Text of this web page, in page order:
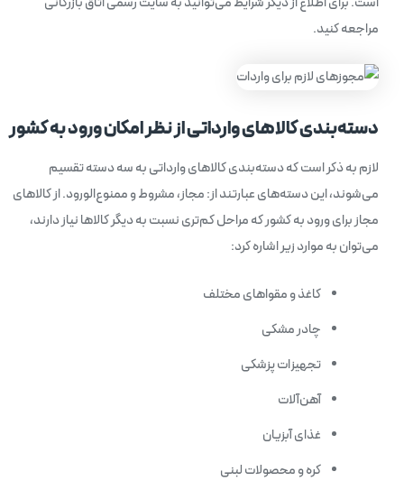
مراجعه کنید.
دسته‌بندی کالاهای وارداتی از نظر امکان ورود به کشور
لازم به ذکر است که دسته‌بندی کالاهای وارداتی به سه دسته تقسیم
می‌شوند، این دسته‌های عبارتند از: مجاز، مشروط و ممنوع‌الورود. از کالاهای
مجاز برای ورود به کشور که مراحل کم‌تری نسبت به دیگر کالاها نیاز دارند،
می‌توان به موارد زیر اشاره کرد:
کاغذ و مقواهای مختلف
چادر مشکی
تجهیزات پزشکی
آهن‌آلات
غذای آبزیان
کره و محصولات لبنی